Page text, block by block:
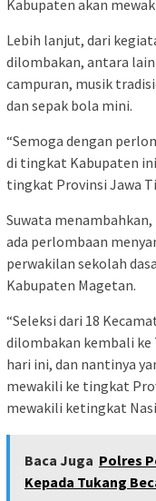
Kabupaten akan
Lebih lanjut, dari
dilombakan, antara lain
campuran, musik
dan sepak bola mini.
“Semoga dengan
di tingkat Kabupaten
tingkat Provinsi Jawa
Suwata menambahkan,
ada perlombaan
perwakilan sekolah
Kabupaten Magetan.
“Seleksi dari 18
dilombakan kembali ke
hari ini, dan nantinya
mewakili ke tingkat
mewakili ketingkat
Baca Juga Polres
Kepada Tukang